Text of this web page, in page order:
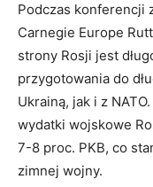
Podczas konferencji
Carnegie Europe
strony Rosji jest
przygotowania do
Ukrainą, jak i z
wydatki wojskowe
7-8 proc. PKB, co
zimnej wojny.